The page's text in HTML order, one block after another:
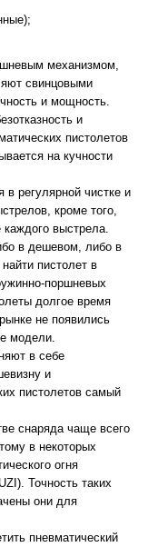
механизмом,
свинцовыми
и мощность.
и
пистолетов
на кучности
регулярной чистке и
кроме того,
выстрела.
в дешевом, либо в
пистолет в
поршневых
долгое время
не появились
модели.
в себе
и
пистолетов самый
снаряда чаще всего
в некоторых
огня
Точность таких
они для
пневматический